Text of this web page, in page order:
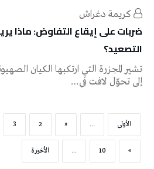
كريمة‭ ‬دغراش
ضربات على إيقاع التفاوض: ماذا
التصعيد؟
‬إلى‭ ‬تحوّل‭ ‬لافت‭ ‬في‭…
‫الأولى‬ ...
«
2
3
»
10
... ‫الأخيرة‬